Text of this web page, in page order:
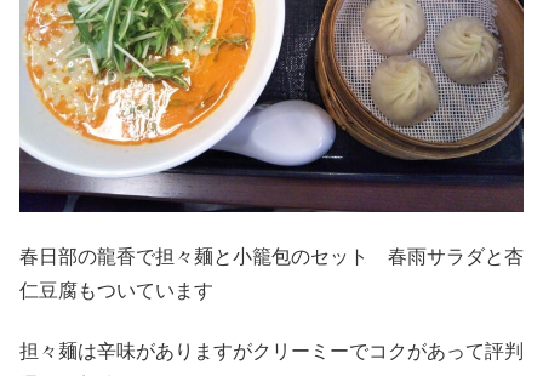
春日部の龍香で担々麺と小籠包のセット 春雨サラダと杏
仁豆腐もついています
担々麺は辛味がありますがクリーミーでコクがあって評判